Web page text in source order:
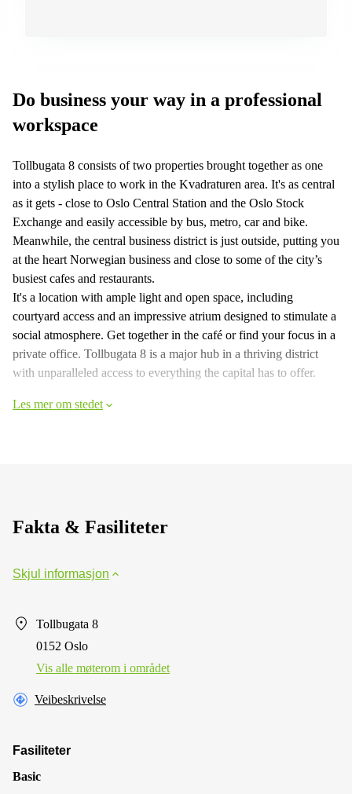
Leie
kontor
Bærum
Coworking
Bærum
Leie
kontor
Eidsvoll
Lars
Hilles
gate 30
Bergen
Kasperveien
1 Våler
Meierigata
14
Elverum
Hammerstadvegen
2 Eidsvoll
Brattørkaia
17A
Trondheim
Do business your way in a professional
workspace
Tollbugata 8 consists of two properties brought together as one
into a stylish place to work in the Kvadraturen area. It's as central
as it gets - close to Oslo Central Station and the Oslo Stock
Exchange and easily accessible by bus, metro, car and bike.
Meanwhile, the central business district is just outside, putting you
at the heart Norwegian business and close to some of the city’s
busiest cafes and restaurants.
It's a location with ample light and open space, including
courtyard access and an impressive atrium designed to stimulate a
social atmosphere. Get together in the café or find your focus in a
private office. Tollbugata 8 is a major hub in a thriving district
with unparalleled access to everything the capital has to offer.
Les mer om stedet
Fakta & Fasiliteter
Skjul informasjon
Tollbugata 8
0152 Oslo
Vis alle møterom i området
Veibeskrivelse
Fasiliteter
Basic